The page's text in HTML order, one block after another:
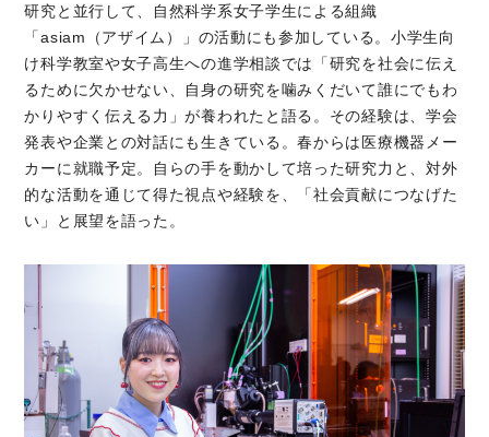
研究と並行して、自然科学系女子学生による組織
「asiam（アザイム）」の活動にも参加している。小学生向
け科学教室や女子高生への進学相談では「研究を社会に伝え
るために欠かせない、自身の研究を噛みくだいて誰にでもわ
かりやすく伝える力」が養われたと語る。その経験は、学会
発表や企業との対話にも生きている。春からは医療機器メー
カーに就職予定。自らの手を動かして培った研究力と、対外
的な活動を通じて得た視点や経験を、「社会貢献につなげた
い」と展望を語った。